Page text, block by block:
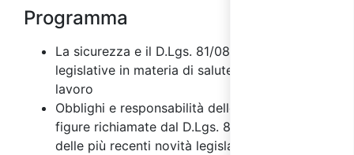
Programma
La sicurezza e il D.Lgs. 81/08: novità
legislative in materia di salute e sicurezza sul
lavoro
Obblighi e responsabilità delle principali
figure richiamate dal D.Lgs. 81/08 alla luce
delle più recenti novità legislative: datore di